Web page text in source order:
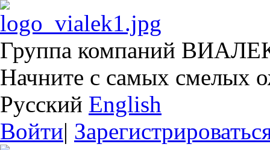
Группа компаний
Начните с самых смелых
Русский English
Войти|